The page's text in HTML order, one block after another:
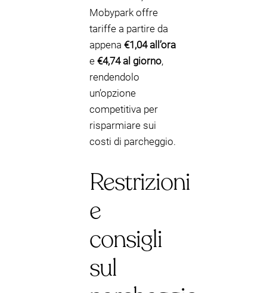
Mobypark offre
tariffe a partire da
appena €1,04 all’ora
e €4,74 al giorno,
rendendolo
un’opzione
competitiva per
risparmiare sui
costi di parcheggio.
Restrizioni
e
consigli
sul